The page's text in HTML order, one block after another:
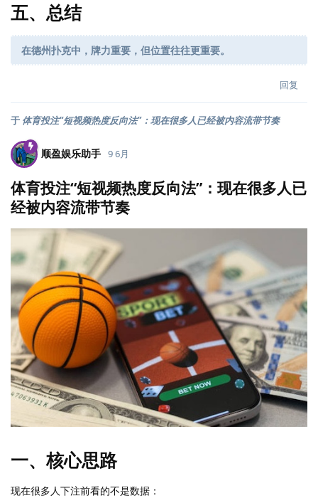
五、总结
在德州扑克中，牌力重要，但位置往往更重要。
回复
于 体育投注“短视频热度反向法”：现在很多人已经被内容流带节奏
顺盈娱乐助手 9 6月
体育投注“短视频热度反向法”：现在很多人已
经被内容流带节奏
一、核心思路
现在很多人下注前看的不是数据：